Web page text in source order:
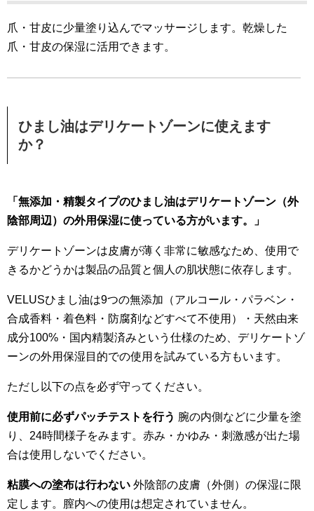
爪・甘皮に少量塗り込んでマッサージします。乾燥した
爪・甘皮の保湿に活用できます。
ひまし油はデリケートゾーンに使えます
か？
「無添加・精製タイプのひまし油はデリケートゾーン（外
陰部周辺）の外用保湿に使っている方がいます。」
デリケートゾーンは皮膚が薄く非常に敏感なため、使用で
きるかどうかは製品の品質と個人の肌状態に依存します。
VELUSひまし油は9つの無添加（アルコール・パラベン・
合成香料・着色料・防腐剤などすべて不使用）・天然由来
成分100%・国内精製済みという仕様のため、デリケートゾ
ーンの外用保湿目的での使用を試みている方もいます。
ただし以下の点を必ず守ってください。
使用前に必ずパッチテストを行う 腕の内側などに少量を塗
り、24時間様子をみます。赤み・かゆみ・刺激感が出た場
合は使用しないでください。
粘膜への塗布は行わない 外陰部の皮膚（外側）の保湿に限
定します。膣内への使用は想定されていません。